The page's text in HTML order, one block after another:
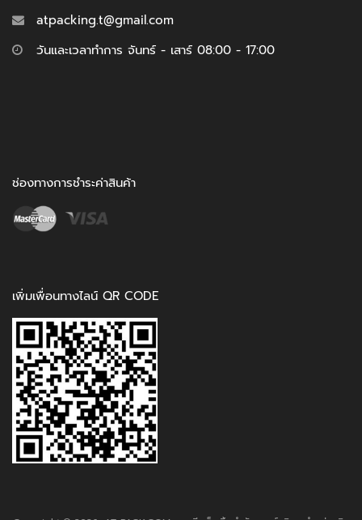
atpacking.t@gmail.com
วันและเวลาทำการ จันทร์ - เสาร์ 08:00 - 17:00
ช่องทางการชำระค่าสินค้า
เพิ่มเพื่อนทางไลน์ QR CODE